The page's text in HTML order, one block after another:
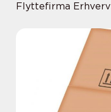
Flyttefirma Erhverv